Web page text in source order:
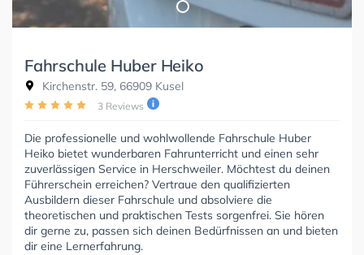
Fahrschule Huber Heiko
Kirchenstr. 59, 66909 Kusel
3 Reviews
Die professionelle und wohlwollende Fahrschule Huber
Heiko bietet wunderbaren Fahrunterricht und einen sehr
zuverlässigen Service in Herschweiler. Möchtest du deinen
Führerschein erreichen? Vertraue den qualifizierten
Ausbildern dieser Fahrschule und absolviere die
theoretischen und praktischen Tests sorgenfrei. Sie hören
dir gerne zu, passen sich deinen Bedürfnissen an und bieten
dir eine Lernerfahrung.